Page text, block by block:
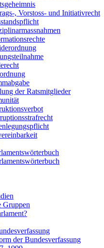
, Vorstoss- und Initiativrecht
der Ratsmitglieder
Gruppen
der Bundesverfassung